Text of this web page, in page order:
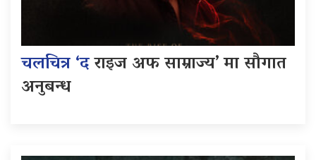
चलचित्र ‘दराइज अफ साम्राज्य’ मा सौगात
अनुबन्ध